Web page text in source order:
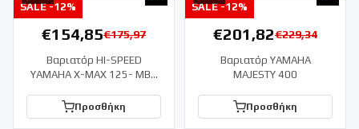
SALE -12%
€154,85€175,97
Βαριατόρ HI-SPEED
YAMAHA X-MAX 125- MBK
Προσθήκη
SALE -12%
€201,82€229,34
Βαριατόρ YAMAHA
MAJESTY 400
Προσθήκη